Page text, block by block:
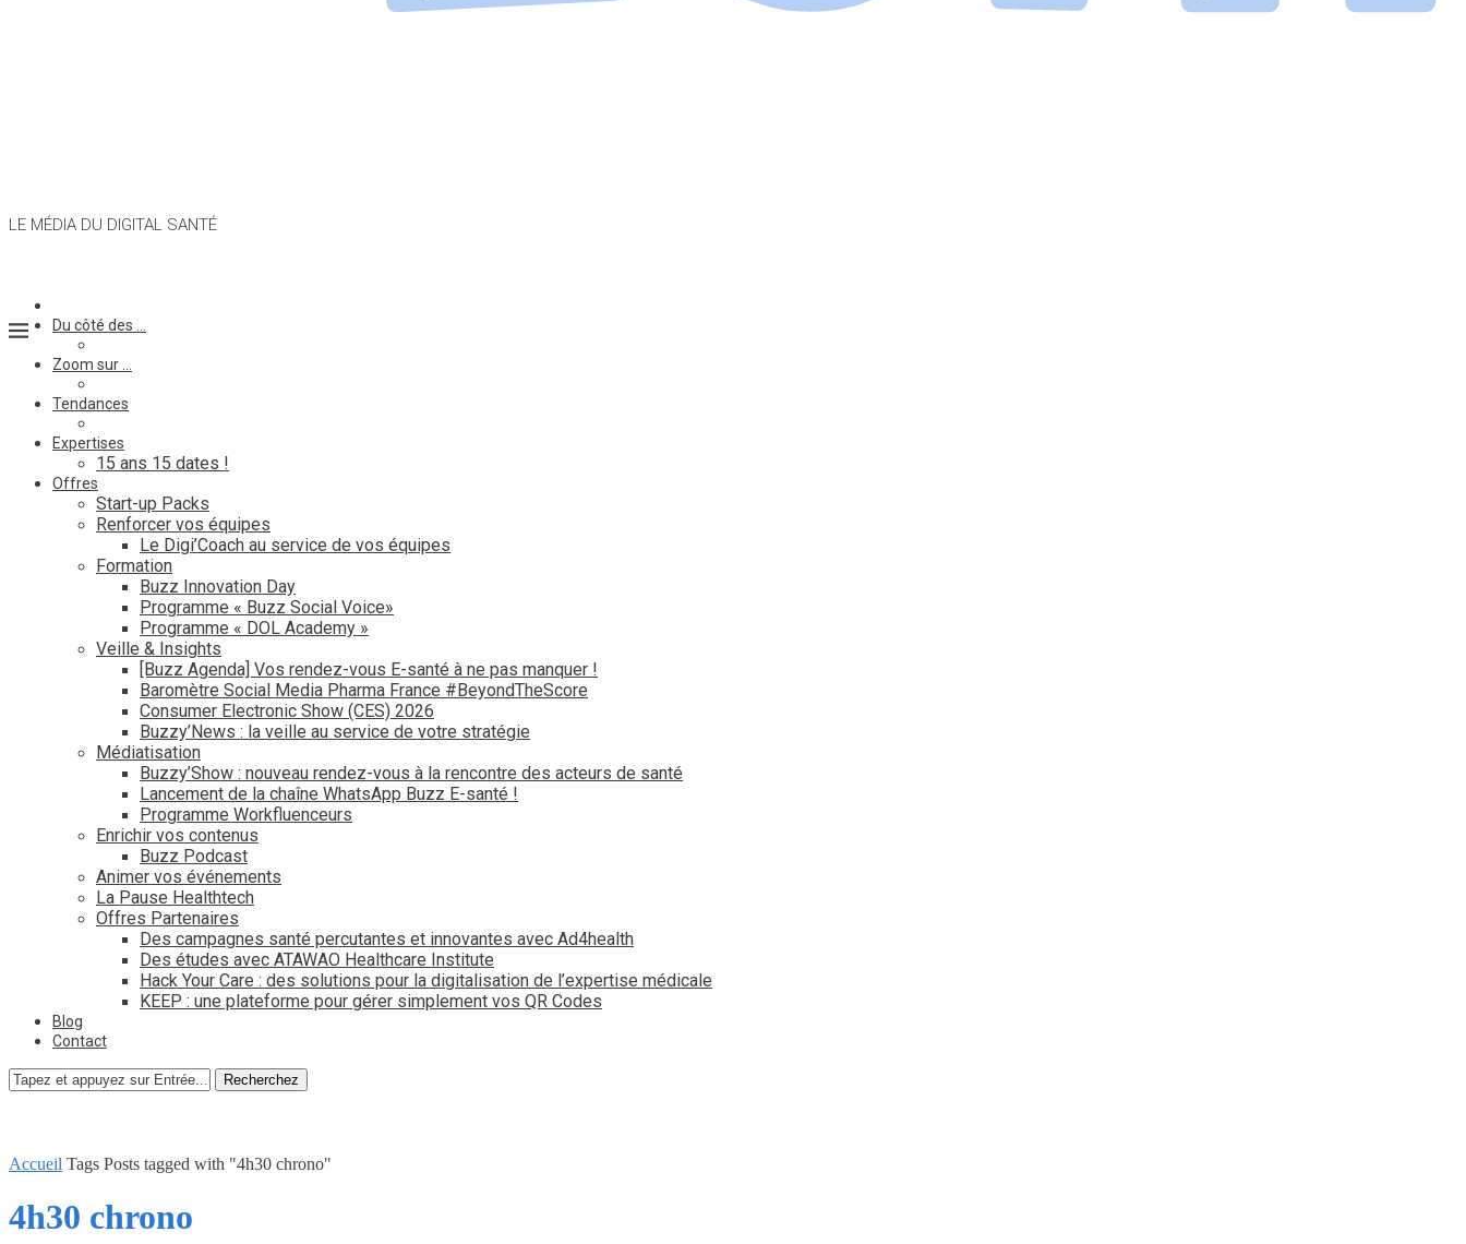
LE MÉDIA DU DIGITAL SANTÉ
Du côté des …
Zoom sur …
Tendances
Expertises
15 ans 15 dates !
Offres
Start-up Packs
Renforcer vos équipes
Le Digi’Coach au service de vos équipes
Formation
Buzz Innovation Day
Programme « Buzz Social Voice»
Programme « DOL Academy »
Veille & Insights
[Buzz Agenda] Vos rendez-vous E-santé à ne pas manquer !
Baromètre Social Media Pharma France #BeyondTheScore
Consumer Electronic Show (CES) 2026
Buzzy’News : la veille au service de votre stratégie
Médiatisation
Buzzy’Show : nouveau rendez-vous à la rencontre des acteurs de santé
Lancement de la chaîne WhatsApp Buzz E-santé !
Programme Workfluenceurs
Enrichir vos contenus
Buzz Podcast
Animer vos événements
La Pause Healthtech
Offres Partenaires
Des campagnes santé percutantes et innovantes avec Ad4health
Des études avec ATAWAO Healthcare Institute
Hack Your Care : des solutions pour la digitalisation de l’expertise médicale
KEEP : une plateforme pour gérer simplement vos QR Codes
Blog
Contact
Recherchez
Accueil Tags Posts tagged with "4h30 chrono"
4h30 chrono